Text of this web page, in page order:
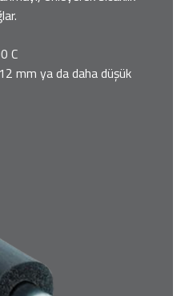
C
mm ya da daha düşük